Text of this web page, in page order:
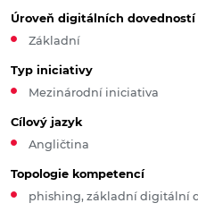
Úroveň digitálních dovedností
Základní
Typ iniciativy
Mezinárodní iniciativa
Cílový jazyk
Angličtina
Topologie kompetencí
phishing, základní digitální